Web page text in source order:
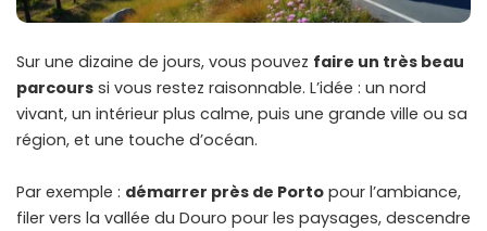
Sur une dizaine de jours, vous pouvez faire un très beau
parcours si vous restez raisonnable. L’idée : un nord
vivant, un intérieur plus calme, puis une grande ville ou sa
région, et une touche d’océan.
Par exemple : démarrer près de Porto pour l’ambiance,
filer vers la vallée du Douro pour les paysages, descendre